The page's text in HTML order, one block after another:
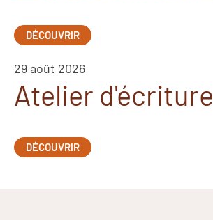
DÉCOUVRIR
29 août 2026
Atelier d'écriture
DÉCOUVRIR